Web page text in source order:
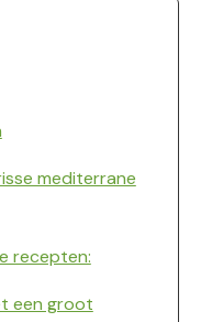
mediterrane
recepten:
een groot